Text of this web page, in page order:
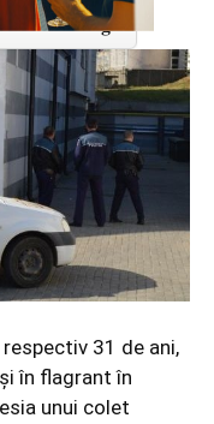
în Google
31 de ani,
în flagrant în
unui colet